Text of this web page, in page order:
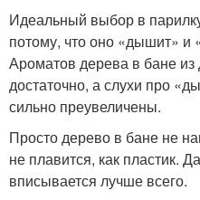
Идеальный выбор в
потому, что оно «дышит» и
Ароматов дерева в бане
достаточно, а слухи про
сильно преувеличены.
Просто дерево в бане не
не плавится, как пластик.
вписывается лучше всего.